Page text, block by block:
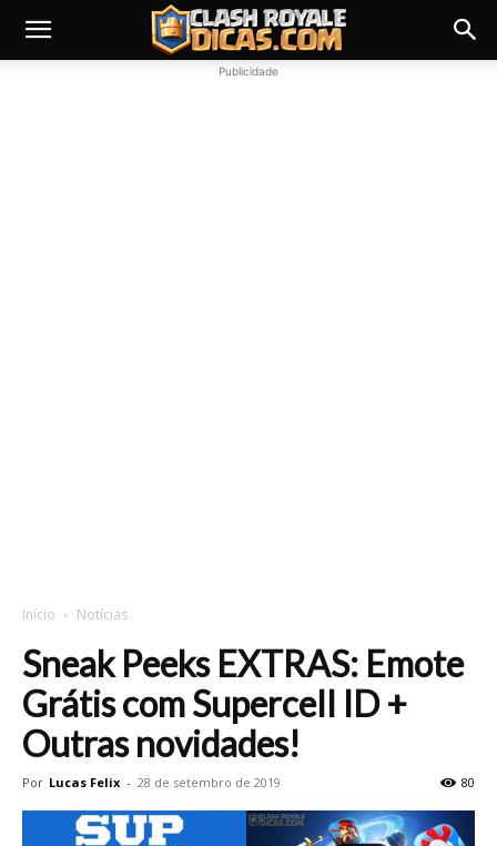
Publicidade
Início Notícias
Sneak Peeks EXTRAS: Emote
Grátis com Supercell ID +
Outras novidades!
Por Lucas Felix - 28 de setembro de 2019 80